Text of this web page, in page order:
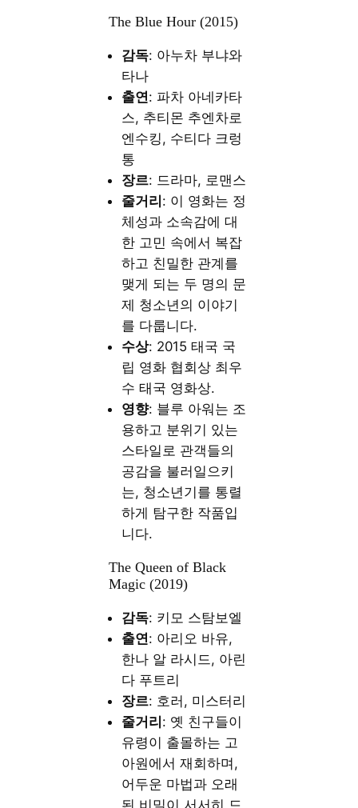
The Blue Hour (2015)
감독: 아누차 부냐와
타나
출연: 파차 아네카타
스, 추티몬 추엔차로
엔수킹, 수티다 크렁
통
장르: 드라마, 로맨스
줄거리 : 이 영화는 정
체성과 소속감에 대
한 고민 속에서 복잡
하고 친밀한 관계를
맺게 되는 두 명의 문
제 청소년의 이야기
를 다룹니다.
수상: 2015 태국 국
립 영화 협회상 최우
수 태국 영화상.
영향: 블루 아워는 조
용하고 분위기 있는
스타일로 관객들의
공감을 불러일으키
는, 청소년기를 통렬
하게 탐구한 작품입
니다.
The Queen of Black
Magic (2019)
감독: 키모 스탐보엘
출연: 아리오 바유,
한나 알 라시드, 아린
다 푸트리
장르: 호러, 미스터리
줄거리 : 옛 친구들이
유령이 출몰하는 고
아원에서 재회하며,
어두운 마법과 오래